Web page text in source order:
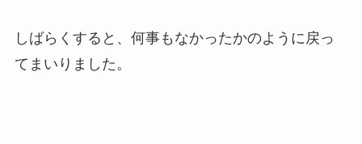
しばらくすると、何事もなかったかのように戻っ
てまいりました。